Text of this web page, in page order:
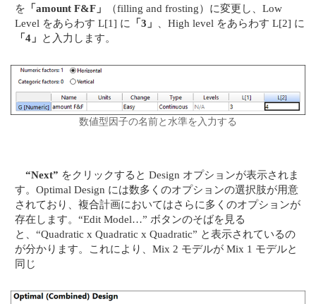
を 「amount F&F」
（filling and frosting）に変更し、Low
Level をあらわす L[1] に
「3」
、High level をあらわす L[2] に
「4」 と入力します。
数値型因子の名前と水準を入力する
“Next” をクリックすると Design オプションが表示されま
す。Optimal Design には数多くのオプションの選択肢が用意
されており、複合計画においてはさらに多くのオプションが
存在します。“Edit Model…” ボタンのそばを見る
と、“Quadratic x Quadratic x Quadratic” と表示されているの
が分かります。これにより、Mix 2 モデルが Mix 1 モデルと
同じ